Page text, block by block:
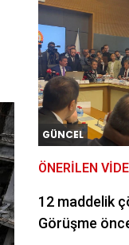
GÜNCEL
ÖNERILEN
12 maddelik
Görüşme